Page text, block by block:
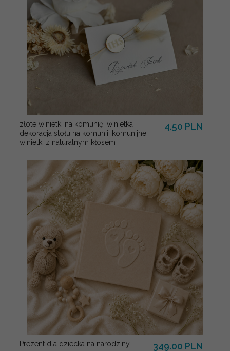
złote winietki na komunię, winietka
dekoracja stołu na komunii, komunijne
winietki z naturalnym kłosem
4.50 PLN
Prezent dla dziecka na narodziny
349.00 PLN